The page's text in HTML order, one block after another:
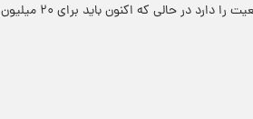
تهران آبی ظرفیت ۸ تا ۹ میلیون نفر جمعیت را دارد در حالی که اکنون باید برای ۲۰ میلیون